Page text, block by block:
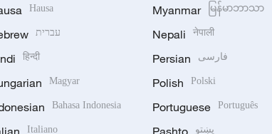
Hausa
עברית
हिन्दी
Magyar
Bahasa Indonesia
Italiano
Myanmar မြန်မာဘာသာ
Nepali नेपाली
Persian فارسی
Polish Polski
Portuguese Português
Pashto پښتو